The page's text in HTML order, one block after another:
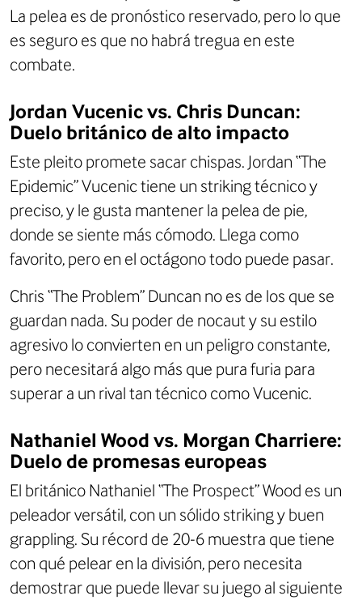
La pelea es de pronóstico reservado, pero lo que
es seguro es que no habrá tregua en este
combate.
Jordan Vucenic vs. Chris Duncan:
Duelo británico de alto impacto
Este pleito promete sacar chispas. Jordan “The
Epidemic” Vucenic tiene un striking técnico y
preciso, y le gusta mantener la pelea de pie,
donde se siente más cómodo. Llega como
favorito, pero en el octágono todo puede pasar.
Chris “The Problem” Duncan no es de los que se
guardan nada. Su poder de nocaut y su estilo
agresivo lo convierten en un peligro constante,
pero necesitará algo más que pura furia para
superar a un rival tan técnico como Vucenic.
Nathaniel Wood vs. Morgan Charriere:
Duelo de promesas europeas
El británico Nathaniel “The Prospect” Wood es un
peleador versátil, con un sólido striking y buen
grappling. Su récord de 20-6 muestra que tiene
con qué pelear en la división, pero necesita
demostrar que puede llevar su juego al siguiente